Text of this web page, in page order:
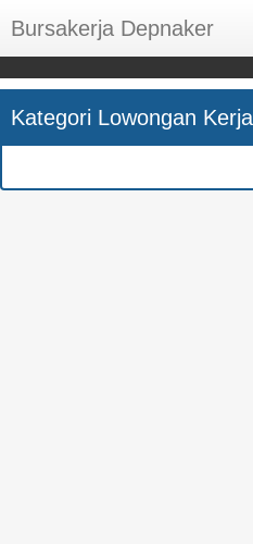
Bursakerja Depnaker
About Me
Disclaimer
Kategori Lowongan Kerja